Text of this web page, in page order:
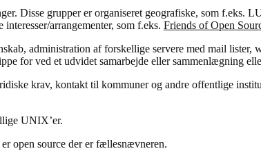
Disse grupper er organiseret geografiske, som f.eks.
arrangementer, som f.eks. Friends of Open
administration af forskellige servere med mail
for ved et udvidet samarbejde eller sammenlægning
krav, kontakt til kommuner og andre offentlige
UNIX’er.
open source der er fællesnævneren.